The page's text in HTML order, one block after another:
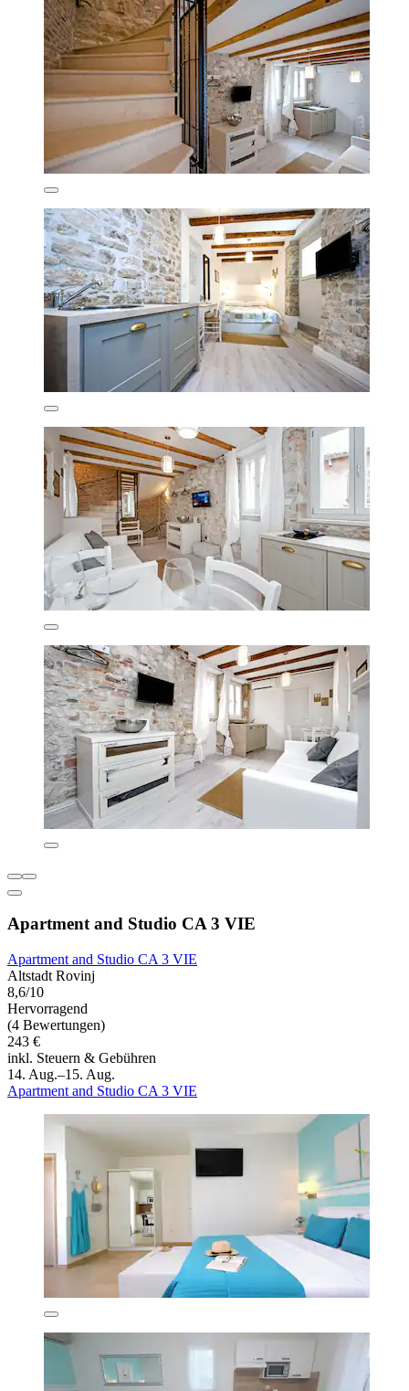
Apartment and Studio CA 3 VIE
Apartment and Studio CA 3 VIE
Altstadt Rovinj
8,6/10
Hervorragend
(4 Bewertungen)
243 €
inkl. Steuern & Gebühren
14. Aug.–15. Aug.
Apartment and Studio CA 3 VIE